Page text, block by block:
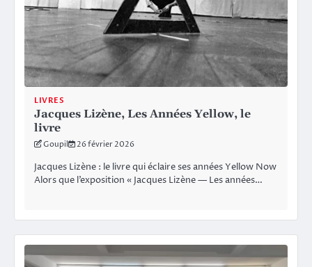
LIVRES
Jacques Lizène, Les Années Yellow, le
livre
Goupil 26 février 2026
Jacques Lizène : le livre qui éclaire ses années Yellow Now
Alors que l’exposition « Jacques Lizène — Les années…